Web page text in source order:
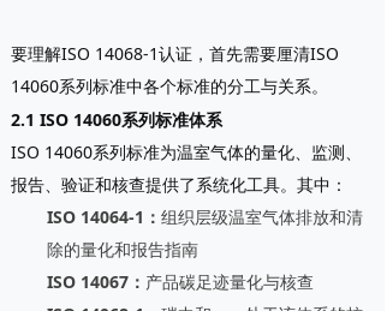
要理解ISO 14068-1认证，首先需要厘清ISO
14060系列标准中各个标准的分工与关系。
2.1 ISO 14060系列标准体系
ISO 14060系列标准为温室气体的量化、监测、
报告、验证和核查提供了系统化工具。其中：
ISO 14064-1 ： 组织层级温室气体排放和清
除的量化和报告指南
ISO 14067 ： 产品碳足迹量化与核查